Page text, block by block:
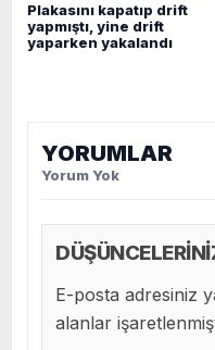
Plakasını kapatıp drift
yapmıştı, yine drift
yaparken yakalandı
YORUMLAR
Yorum Yok
E-posta adresiniz
alanlar